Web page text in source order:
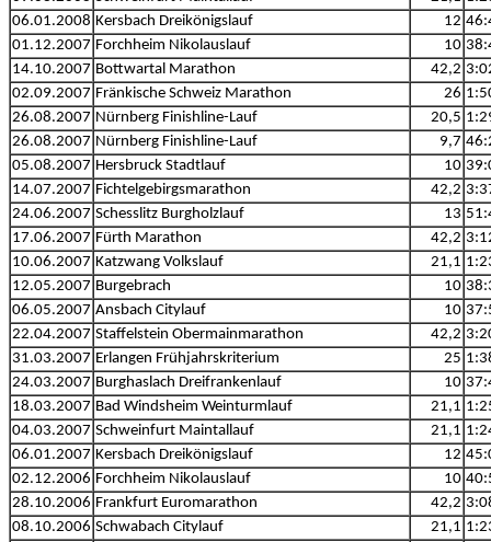
06.01.2008 Kersbach Dreikönigslauf 12
01.12.2007 Forchheim Nikolauslauf 10
14.10.2007 Bottwartal Marathon 42,2
02.09.2007 Fränkische Schweiz Marathon 26
26.08.2007 Nürnberg Finishline-Lauf 20,5
26.08.2007 Nürnberg Finishline-Lauf 9,7
05.08.2007 Hersbruck Stadtlauf 10
14.07.2007 Fichtelgebirgsmarathon 42,2
24.06.2007 Schesslitz Burgholzlauf 13
17.06.2007 Fürth Marathon 42,2
10.06.2007 Katzwang Volkslauf 21,1
12.05.2007 Burgebrach 10
06.05.2007 Ansbach Citylauf 10
22.04.2007 Staffelstein Obermainmarathon 42,2
31.03.2007 Erlangen Frühjahrskriterium 25
24.03.2007 Burghaslach Dreifrankenlauf 10
18.03.2007 Bad Windsheim Weinturmlauf 21,1
04.03.2007 Schweinfurt Maintallauf 21,1
06.01.2007 Kersbach Dreikönigslauf 12
02.12.2006 Forchheim Nikolauslauf 10
28.10.2006 Frankfurt Euromarathon 42,2
08.10.2006 Schwabach Citylauf 21,1